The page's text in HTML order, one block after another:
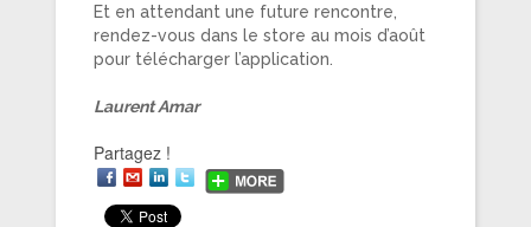
Et en attendant une future rencontre,
rendez-vous dans le store au mois d’août
pour télécharger l’application.
Laurent Amar
Partagez !